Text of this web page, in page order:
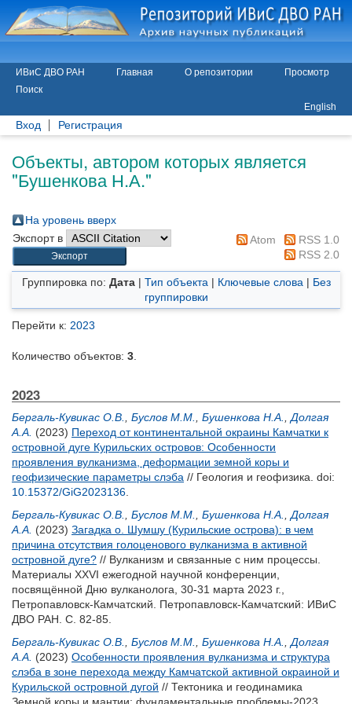
ИВиС ДВО РАН Главная О репозитории
Просмотр
Поиск
English
Вход Регистрация
Объекты, автором которых является
"Бушенкова Н.А."
На уровень вверх
Экспорт в
Atom
RSS 1.0
RSS 2.0
Группировка по: Дата| Тип объекта | Ключевые слова | Без
группировки
Перейти к: 2023
Количество объектов: 3
2023
Бергаль-Кувикас О.В. Буслов М.М. Бушенкова Н.А.
Долгая
А.А. (2023) Переход от континентальной окраины Камчатки к
островной дуге Курильских островов: Особенности
проявления вулканизма, деформации земной коры и
геофизические параметры слэба // Геология и геофизика. doi:
10.15372/GiG2023136
Бергаль-Кувикас О.В.
Буслов М.М. Бушенкова Н.А.
Долгая
А.А. (2023) Загадка о. Шумшу (Курильские острова): в чем
причина отсутствия голоценового вулканизма в активной
островной дуге? // Вулканизм и связанные с ним процессы.
Материалы XXVI ежегодной научной конференции,
посвящённой Дню вулканолога, 30-31 марта 2023 г.,
Петропавловск-Камчатский. Петропавловск-Камчатский: ИВиС
ДВО РАН. С. 82-85.
Бергаль-Кувикас О.В.
Буслов М.М. Бушенкова Н.А.
Долгая
А.А. (2023) Особенности проявления вулканизма и структура
слэба в зоне перехода между Камчатской активной окраиной и
Курильской островной дугой // Тектоника и геодинамика